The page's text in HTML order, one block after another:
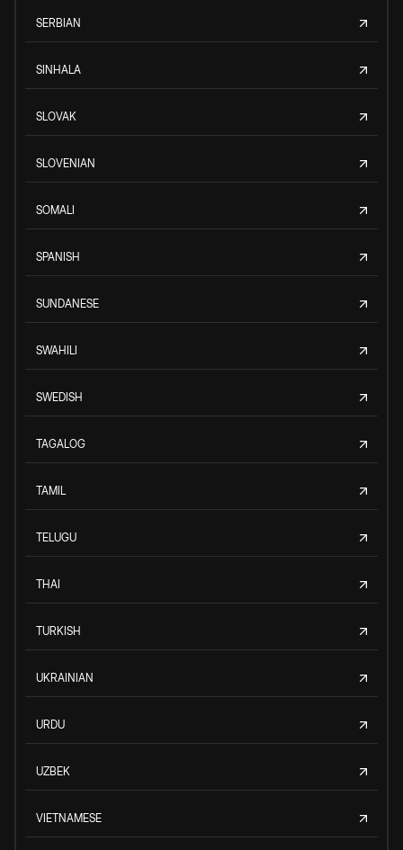
SERBIAN
SINHALA
SLOVAK
SLOVENIAN
SOMALI
SPANISH
SUNDANESE
SWAHILI
SWEDISH
TAGALOG
TAMIL
TELUGU
THAI
TURKISH
UKRAINIAN
URDU
UZBEK
VIETNAMESE